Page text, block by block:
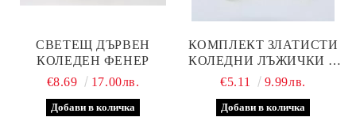
СВЕТЕЩ ДЪРВЕН
КОЛЕДЕН ФЕНЕР
€8.69
17.00лв.
КОМПЛЕКТ ЗЛАТИСТИ
КОЛЕДНИ ЛЪЖИЧКИ С
ПРАЗНИЧНИ ФИГУРКИ
€5.11 9.99лв.